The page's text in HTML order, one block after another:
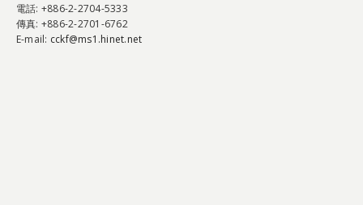
電話: +886-2-2704-5333
傳真: +886-2-2701-6762
E-mail: cckf@ms1.hinet.net